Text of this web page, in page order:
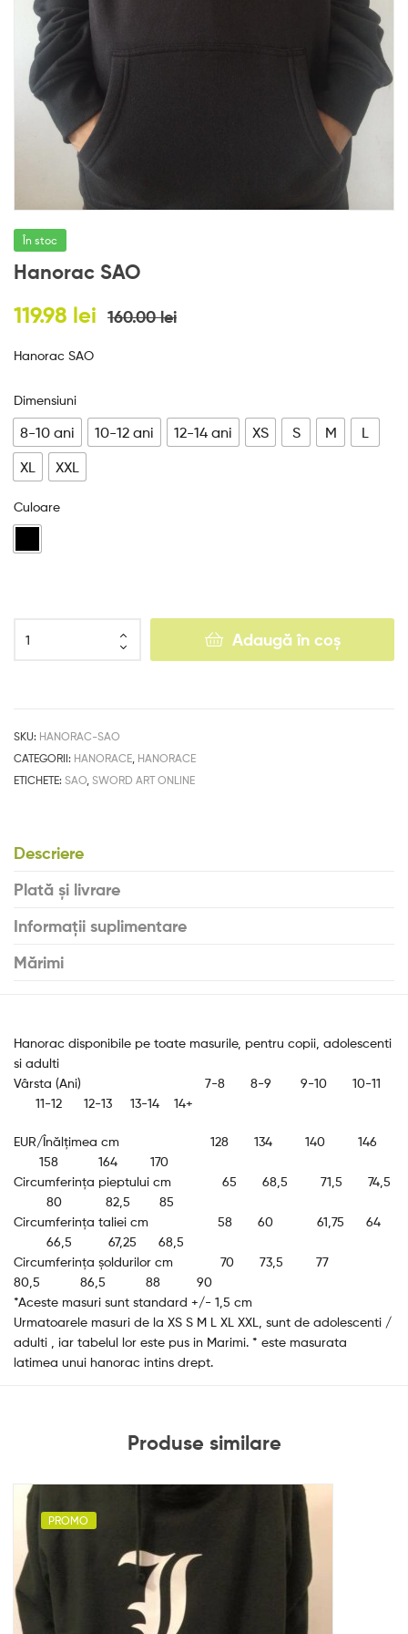
s
În stoc
Hanorac SAO
160.00lei
119.98 lei
Hanorac SAO
Dimensiuni
8-10 ani 10-12 ani 12-14 ani XS S M
L
XL
XXL
Culoare
Adaugă în coș
SKU: HANORAC-SAO
CATEGORII: HANORACE, HANORACE
ETICHETE: SAO, SWORD ART ONLINE
Descriere
Plată și livrare
Informații suplimentare
Mărimi
Hanorac disponibile pe toate masurile, pentru copii, adolescenti
si adulti
Vârsta (Ani) 7-8 8-9 9-10 10-11
11-12 12-13 13-14 14+
EUR/Înălțimea cm 128 134 140 146
158 164 170
Circumferința pieptului cm 65 68,5 71,5 74,5
80 82,5 85
Circumferința taliei cm 58 60 61,75 64
66,5 67,25 68,5
Circumferința șoldurilor cm 70 73,5 77
80,5 86,5 88 90
*Aceste masuri sunt standard +/- 1,5 cm
Urmatoarele masuri de la XS S M L XL XXL, sunt de adolescenti /
adulti , iar tabelul lor este pus in Marimi. * este masurata
latimea unui hanorac intins drept.
Produse similare
PROMO